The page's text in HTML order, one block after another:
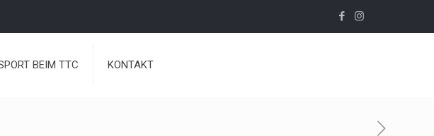
BEIM TTC KONTAKT